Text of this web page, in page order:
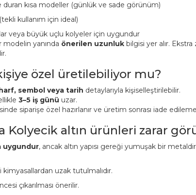
duran kısa modeller (günlük ve sade görünüm)
kullanım için ideal)
veya büyük uçlu kolyeler için uygundur
modelin yanında önerilen uzunluk bilgisi yer alır.
özel üretilebiliyor mu?
sembol veya tarih detaylarıyla kişiselleştirilebilir.
3–5 iş günü uzar.
siparişe özel hazırlanır ve üretim sonrası iade
Kolyecik altın ürünleri zarar
uygundur, ancak altın yapısı gereği yumuşak bir
uzak tutulmalıdır.
çıkarılması önerilir.